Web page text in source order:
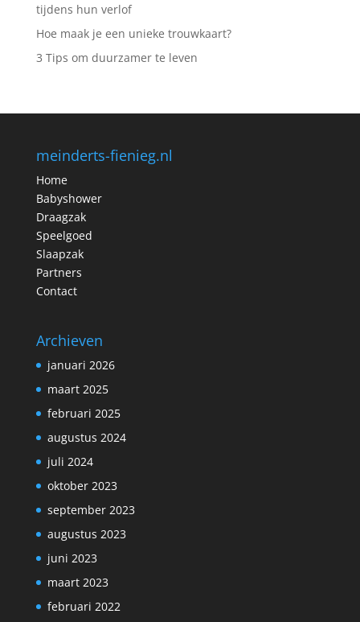
tijdens hun verlof
Hoe maak je een unieke trouwkaart?
3 Tips om duurzamer te leven
meinderts-fienieg.nl
Home
Babyshower
Draagzak
Speelgoed
Slaapzak
Partners
Contact
Archieven
januari 2026
maart 2025
februari 2025
augustus 2024
juli 2024
oktober 2023
september 2023
augustus 2023
juni 2023
maart 2023
februari 2022